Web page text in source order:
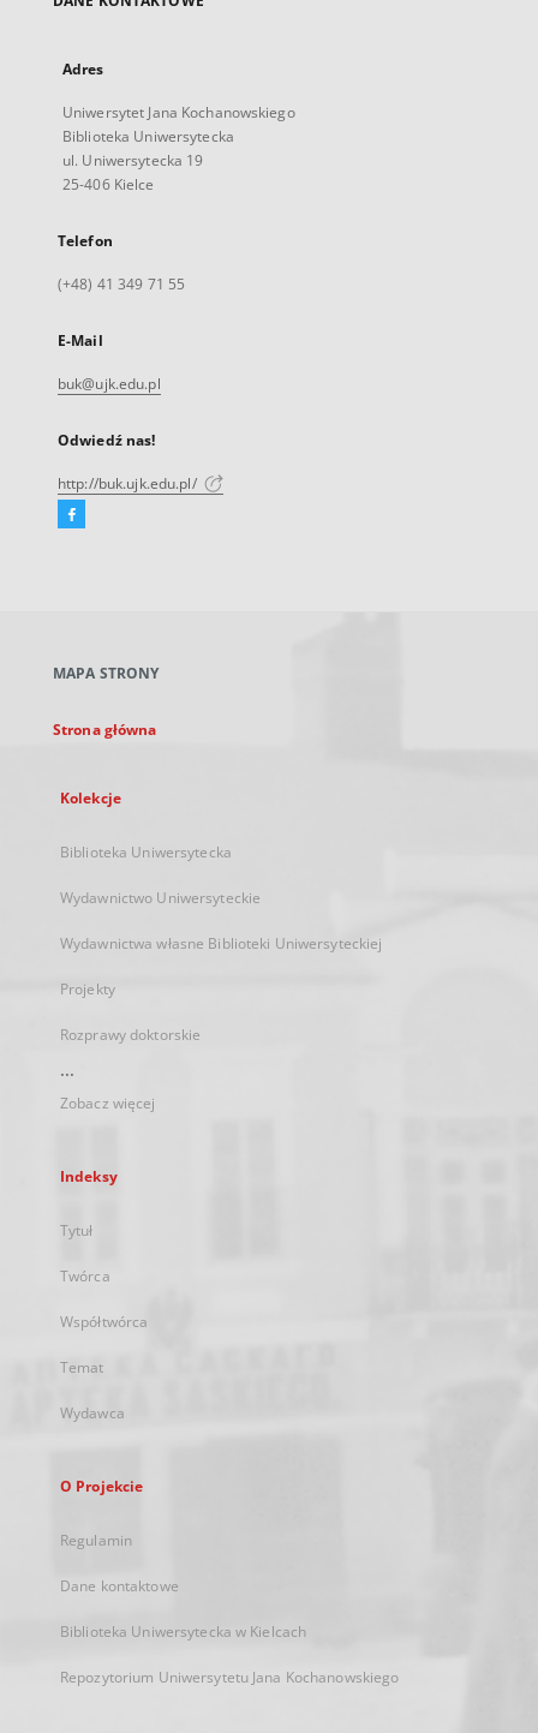
Adres
Uniwersytet Jana Kochanowskiego
Biblioteka Uniwersytecka
ul. Uniwersytecka 19
25-406 Kielce
Telefon
(+48) 41 349 71 55
E-Mail
buk@ujk.edu.pl
Odwiedź nas!
http://buk.ujk.edu.pl/
Facebook
karcie
MAPA STRONY
Strona główna
Kolekcje
Biblioteka Uniwersytecka
Wydawnictwo Uniwersyteckie
Wydawnictwa własne Biblioteki Uniwersyteckiej
Projekty
Rozprawy doktorskie
...
Zobacz więcej
Indeksy
Tytuł
Twórca
Współtwórca
Temat
Wydawca
O Projekcie
Regulamin
Dane kontaktowe
Biblioteka Uniwersytecka w Kielcach
Repozytorium Uniwersytetu Jana Kochanowskiego